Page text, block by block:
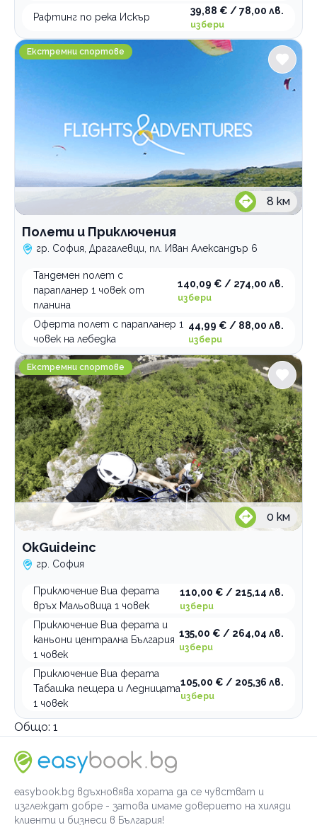
Рафтинг по река Искър
39,88 € / 78,00 лв.
избери
Полети и Приключения
Екстремни спортове
8 км
Полети и Приключения
гр. София, Драгалевци, пл. Иван Александър 6
Тандемен полет с
парапланер 1 човек от
планина
140,09 € / 274,00 лв.
избери
Оферта полет с парапланер 1
човек на лебедка
44,99 € / 88,00 лв.
избери
OkGuideinc
Екстремни спортове
0 км
OkGuideinc
гр. София
Приключение Виа ферата
връх Мальовица 1 човек
110,00 € / 215,14 лв.
избери
Приключение Виа ферата и
каньони централна България
1 човек
135,00 € / 264,04 лв.
избери
Приключение Виа ферата
Табашка пещера и Ледницата
1 човек
105,00 € / 205,36 лв.
избери
Общо: 1
easybook.bg вдъхновява хората да се чувстват и
изглеждат добре - затова имаме доверието на хиляди
клиенти и бизнеси в България!